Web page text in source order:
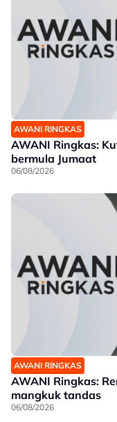
AWANI RINGKAS
AWANI Ringkas:
bermula Jumaat
06/08/2026
AWANI RINGKAS
AWANI Ringkas:
mangkuk tandas
06/08/2026